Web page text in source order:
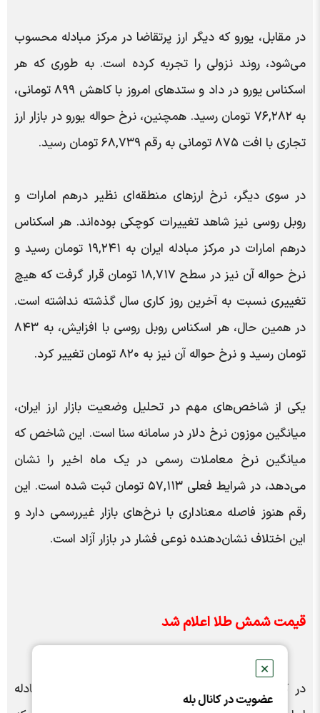
✕
عضویت در کانال بله
در مقابل، یورو که دیگر ارز پرتقاضا در مرکز مبادله محسوب
می‌شود، روند نزولی را تجربه کرده است. به طوری که هر
اسکناس یورو در داد و ستد‌های امروز با کاهش ۸۹۹ تومانی،
به ۷۶,۲۸۲ تومان رسید. همچنین، نرخ حواله یورو در بازار ارز
تجاری با افت ۸۷۵ تومانی به رقم ۶۸,۷۳۹ تومان رسید.
در سوی دیگر، نرخ ارز‌های منطقه‌ای نظیر درهم امارات و
روبل روسی نیز شاهد تغییرات کوچکی بوده‌اند. هر اسکناس
درهم امارات در مرکز مبادله ایران به ۱۹,۲۴۱ تومان رسید و
نرخ حواله آن نیز در سطح ۱۸,۷۱۷ تومان قرار گرفت که هیچ
تغییری نسبت به آخرین روز کاری سال گذشته نداشته است.
در همین حال، هر اسکناس روبل روسی با افزایش، به ۸۴۳
تومان رسید و نرخ حواله آن نیز به ۸۲۰ تومان تغییر کرد.
یکی از شاخص‌های مهم در تحلیل وضعیت بازار ارز ایران،
میانگین موزون نرخ دلار در سامانه سنا است. این شاخص که
میانگین نرخ معاملات رسمی در یک ماه اخیر را نشان
می‌دهد، در شرایط فعلی ۵۷,۱۱۳ تومان ثبت شده است. این
رقم هنوز فاصله معناداری با نرخ‌های بازار غیررسمی دارد و
این اختلاف نشان‌دهنده نوعی فشار در بازار آزاد است.
قیمت شمش طلا اعلام شد
در کنار این تحولات، بهای هر شمش طلا در مرکز مبادله